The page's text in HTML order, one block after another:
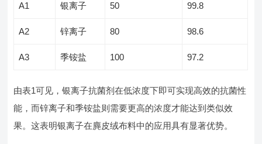
A1 银离子 50 99.8
A2 锌离子 80 98.6
A3 季铵盐 100 97.2
由表1可见，银离子抗菌剂在低浓度下即可实现高效的抗菌性
能，而锌离子和季铵盐则需要更高的浓度才能达到类似效
果。这表明银离子在麂皮绒布料中的应用具有显著优势。